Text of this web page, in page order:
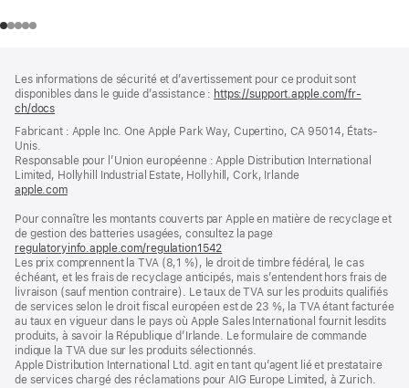
de
page
de
bas
de
page
Les informations de sécurité et d’avertissement pour ce produit sont
disponibles dans le guide d’assistance : https://support.apple.com/fr-
ch/docs
une
fenêtre)
Fabricant : Apple Inc. One Apple Park Way, Cupertino, CA 95014, États-
Unis.
Responsable pour l’Union européenne : Apple Distribution International
Limited, Hollyhill Industrial Estate, Hollyhill, Cork, Irlande
apple.com(s’ouvre
une
nouvelle
fenêtre)
Pour connaître les montants couverts par Apple en matière de recyclage et
de gestion des batteries usagées, consultez la page
regulatoryinfo.apple.com/regulation1542
dans
une
nouvelle
fenêtre)
Les prix comprennent la TVA (8,1 %), le droit de timbre fédéral, le cas
échéant, et les frais de recyclage anticipés, mais s’entendent hors frais de
livraison (sauf mention contraire). Le taux de TVA sur les produits qualifiés
de services selon le droit fiscal européen est de 23 %, la TVA étant facturée
au taux en vigueur dans le pays où Apple Sales International fournit lesdits
produits, à savoir la République d’Irlande. Le formulaire de commande
indique la TVA due sur les produits sélectionnés.
Apple Distribution International Ltd. agit en tant qu’agent lié et prestataire
de services chargé des réclamations pour AIG Europe Limited, à Zurich.